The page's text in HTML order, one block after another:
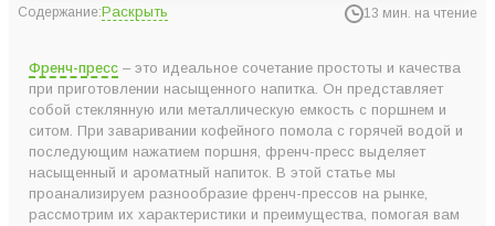
Содержание:Раскрыть 13 мин. на чтение
8. Френч-пресс Ardesto Gemini AR1906PG 600 мл
7. Френч-пресс Ardesto Gemini Asti AR1910FP 1 л
6. Френч-пресс Ardesto Gemini Fasano AR1935FFP 350 мл
5. Френч-пресс Ardesto Gemini AR1908WG 800 мл
4. Френч-пресс Ardesto Fresh синий AR1008BEF 800 мл
Френч-пресс – это идеальное сочетание простоты и качества
при приготовлении насыщенного напитка. Он представляет
собой стеклянную или металлическую емкость с поршнем и
ситом. При заваривании кофейного помола с горячей водой и
последующим нажатием поршня, френч-пресс выделяет
насыщенный и ароматный напиток. В этой статье мы
проанализируем разнообразие френч-прессов на рынке,
рассмотрим их характеристики и преимущества, помогая вам